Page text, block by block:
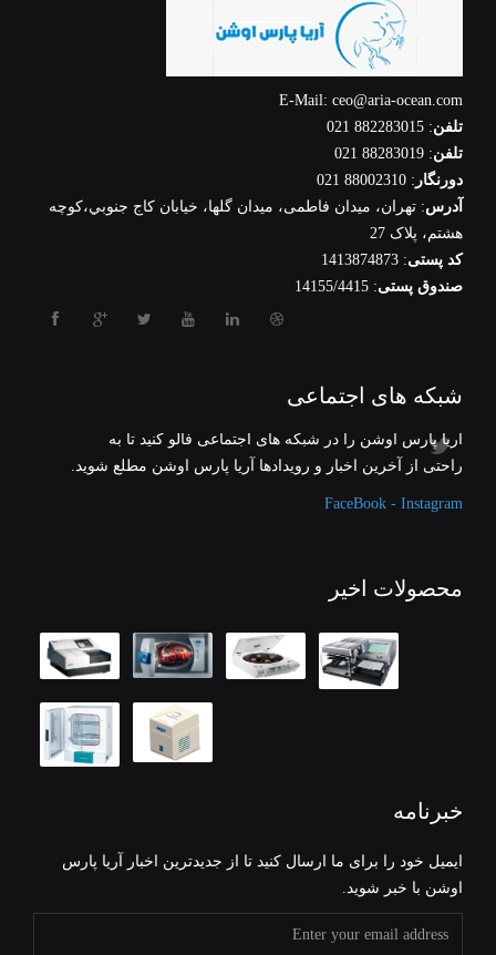
E-Mail: ceo@aria-ocean.com
تلفن: 882283015 021
تلفن: 88283019 021
دورنگار : 88002310 021
آدرس: تهران، ميدان فاطمی، میدان گلها، خيابان كاج جنوبي،كوچه
هشتم، پلاک 27
کد پستی: 1413874873
صندوق پستی: 14155/4415
شبکه های اجتماعی
آریا پارس اوشن را در شبکه های اجتماعی فالو کنید تا به
راحتی از آخرین اخبار و رویدادها آریا پارس اوشن مطلع شوید.
FaceBook - Instagram
محصولات اخیر
خبرنامه
ایمیل خود را برای ما ارسال کنید تا از جدیدترین اخبار آریا پارس
اوشن با خبر شوید.